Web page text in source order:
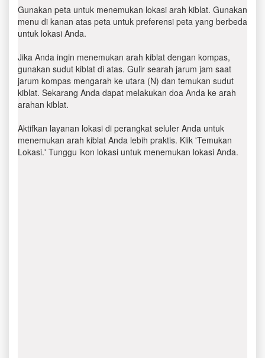
Gunakan peta untuk menemukan lokasi arah kiblat. Gunakan
menu di kanan atas peta untuk preferensi peta yang berbeda
untuk lokasi Anda.
Jika Anda ingin menemukan arah kiblat dengan kompas,
gunakan sudut kiblat di atas. Gulir searah jarum jam saat
jarum kompas mengarah ke utara (N) dan temukan sudut
kiblat. Sekarang Anda dapat melakukan doa Anda ke arah
arahan kiblat.
Aktifkan layanan lokasi di perangkat seluler Anda untuk
menemukan arah kiblat Anda lebih praktis. Klik 'Temukan
Lokasi.' Tunggu ikon lokasi untuk menemukan lokasi Anda.